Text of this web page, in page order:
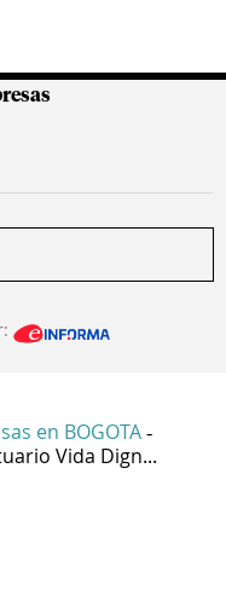
en BOGOTA -
Vida Dign...